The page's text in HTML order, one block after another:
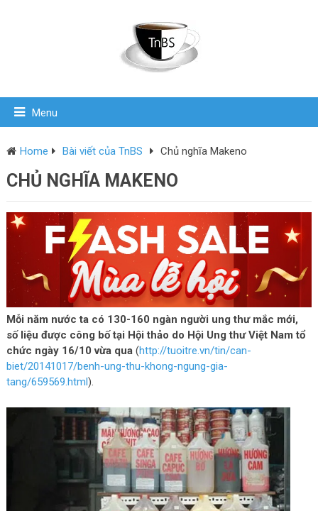
Menu
Home Bài viết của TnBS Chủ nghĩa Makeno
CHỦ NGHĨA MAKENO
Mỗi năm nước ta có 130-160 ngàn người ung thư mắc mới,
số liệu được công bố tại Hội thảo do Hội Ung thư Việt Nam tổ
chức ngày 16/10 vừa qua(http://tuoitre.vn/tin/can-
biet/20141017/benh-ung-thu-khong-ngung-gia-
tang/659569.html).